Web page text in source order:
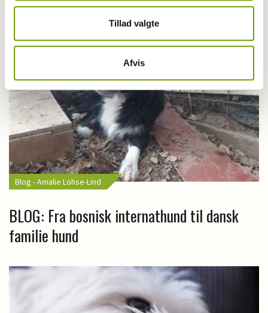
Tillad valgte
Afvis
Blog - Amalie Lohse-Lind
BLOG: Fra bosnisk internathund til dansk
familie hund